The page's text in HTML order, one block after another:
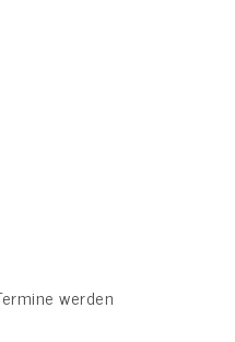
werden